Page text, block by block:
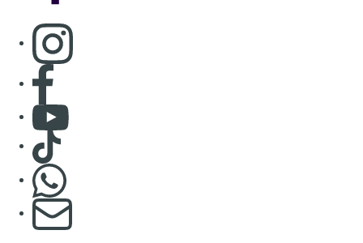
Consulter page Instagram
Consulter page Facebook
Consulter Youtube
Consulter TikTok
S'abonner à notre newsletter